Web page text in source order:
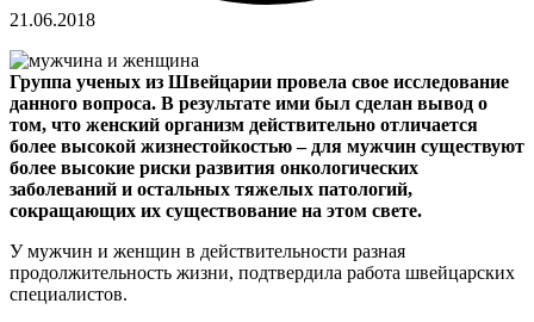
21.06.2018
Группа ученых из Швейцарии провела свое исследование
данного вопроса. В результате ими был сделан вывод о
том, что женский организм действительно отличается
более высокой жизнестойкостью – для мужчин существуют
более высокие риски развития онкологических
заболеваний и остальных тяжелых патологий,
сокращающих их существование на этом свете.
У мужчин и женщин в действительности разная
продолжительность жизни, подтвердила работа швейцарских
специалистов.